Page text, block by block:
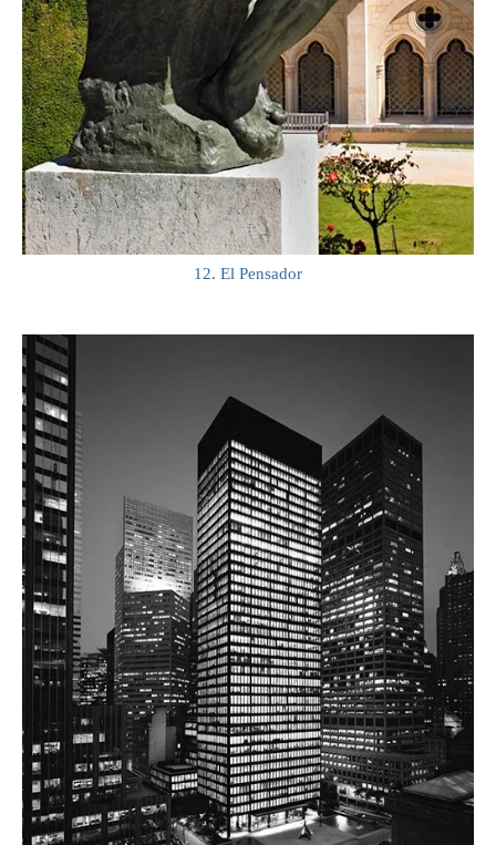
12. El Pensador